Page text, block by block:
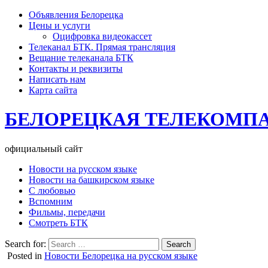
Объявления Белорецка
Цены и услуги
Оцифровка видеокассет
Телеканал БТК. Прямая трансляция
Вещание телеканала БТК
Контакты и реквизиты
Написать нам
Карта сайта
БЕЛОРЕЦКАЯ
официальный сайт
Новости на русском языке
Новости на башкирском языке
С любовью
Вспомним
Фильмы, передачи
Смотреть БТК
Search for:
Posted in Новости Белорецка на русском языке